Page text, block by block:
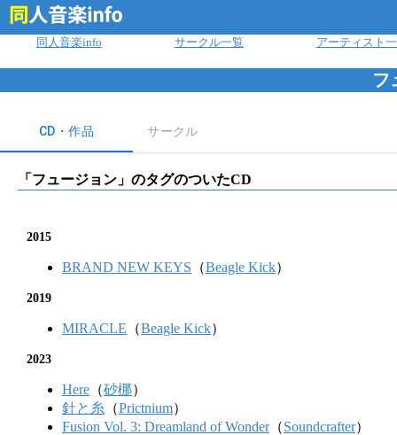
同人音楽info サークル一覧 アーティスト
フ
CD・作品 サークル
「 フュージョン 」のタグのついたCD
2015
BRAND NEW KEYS （Beagle Kick）
2019
MIRACLE （Beagle Kick）
2023
Here （砂梛）
針と糸 （Prictnium）
Fusion Vol. 3: Dreamland of Wonder（Soundcrafter）